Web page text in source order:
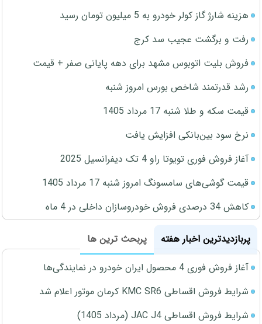
هزینه شارژ گاز کولر خودرو به 5 میلیون تومان رسید
رفت و برگشت عجیب سد کرج
فروش بلیت اتوبوس مشهد برای دهه پایانی صفر + قیمت
رشد قدرتمند شاخص بورس امروز شنبه
قیمت سکه و طلا شنبه 17 مرداد 1405
نرخ سود بین‌بانکی افزایش یافت
آغاز فروش فوری تویوتا راو 4 تک دیفرانسیل 2025
قیمت گوشی‌های سامسونگ امروز شنبه 17 مرداد 1405
کاهش 34 درصدی فروش خودروسازان داخلی در 4 ماه
پربازدیدترین اخبار هفته
پربحث ترین ها
آغاز فروش فوری 4 محصول ایران خودرو در نمایندگی‌ها
شرایط فروش اقساطی KMC SR6 کرمان موتور اعلام شد
شرایط فروش اقساطی JAC J4 (مرداد 1405)